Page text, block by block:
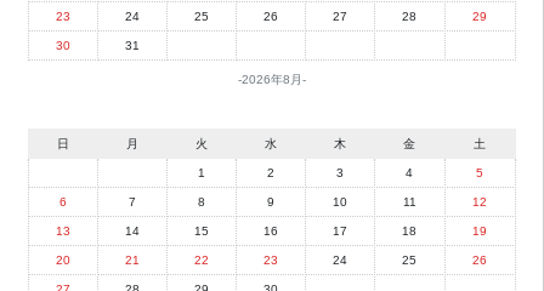
2026年8月
23 24 25 26 27 28 29
30 31
日 月 火 水 木 金 土
1 2 3 4 5
6 7 8 9 10 11 12
13 14 15 16 17 18 19
20 21 22 23 24 25 26